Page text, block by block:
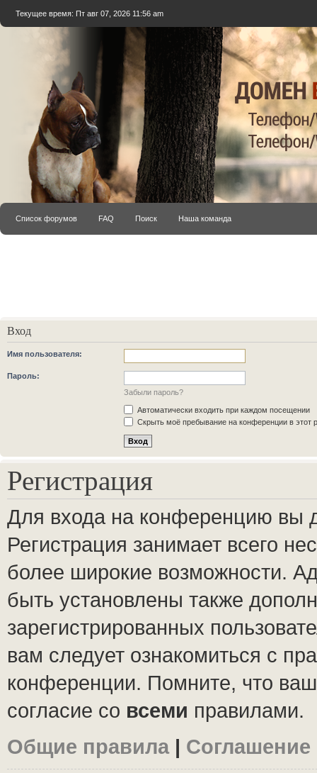
Текущее время: Пт авг 07, 2026 11:56 am
Список форумов FAQ Поиск Наша команда
Вход
Имя пользователя:
Пароль:
Забыли пароль?
Автоматически входить при каждом посещении
Скрыть моё пребывание на конференции в этот
Регистрация
Для входа на конференцию вы
Регистрация занимает всего
более широкие возможности.
быть установлены также
зарегистрированных
вам следует ознакомиться с
конференции. Помните, что
согласие со всеми правилами.
Общие правила |